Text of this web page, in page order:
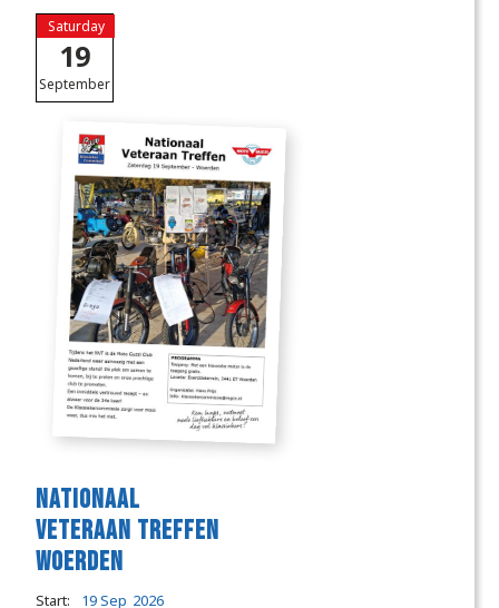
Saturday
19
September
Nationaal
Veteraan treffen
Woerden
Start: 19 Sep 2026